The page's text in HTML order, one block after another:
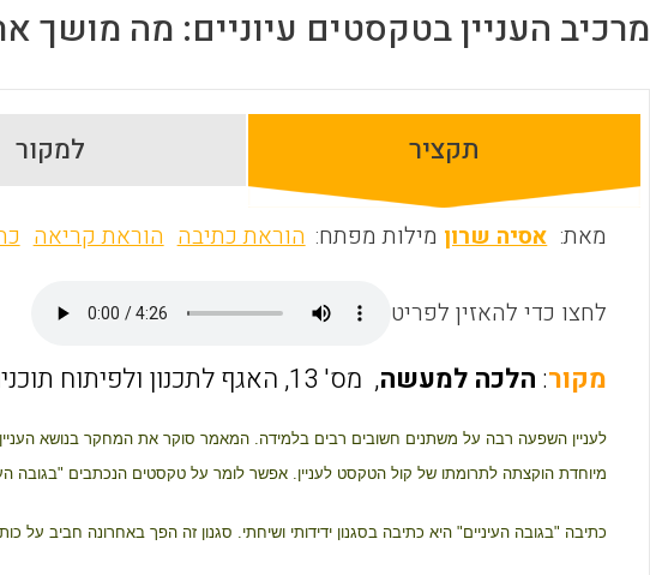
מרכיב העניין בטקסטים עיוניים: מה מושך
תקציר למקור
מאת: אסיה שרון מילות מפתח: הוראת כתיבה הוראת קריאה
לחצו כדי להאזין לפריט
מקור: הלכה למעשה, מס' 13, האגף לתכנון ולפיתוח תוכניות לימודים, משרד החינוך והתרבות.
לעניין השפעה רבה על משתנים חשובים רבים בלמידה. המאמר סוקר את המחקר בנושא
מיוחדת הוקצתה לתרומתו של קול הטקסט לעניין. אפשר לומר על טקסטים הנכתבים "בגובה
כתיבה "בגובה העיניים" היא כתיבה בסגנון ידידותי ושיחתי. סגנון זה הפך באחרונה חביב על